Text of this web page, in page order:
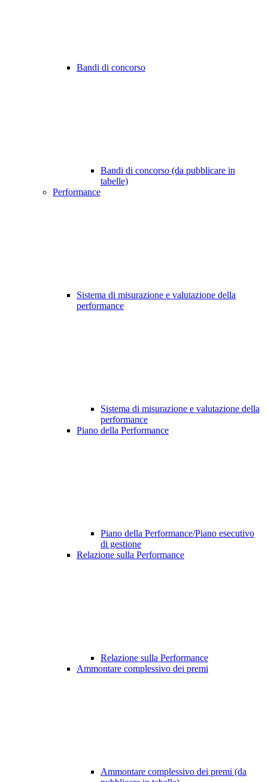
Bandi di concorso
Bandi di concorso (da pubblicare in
tabelle)
Performance
Sistema di misurazione e valutazione della
performance
Sistema di misurazione e valutazione della
performance
Piano della Performance
Piano della Performance/Piano esecutivo
di gestione
Relazione sulla Performance
Relazione sulla Performance
Ammontare complessivo dei premi
Ammontare complessivo dei premi (da